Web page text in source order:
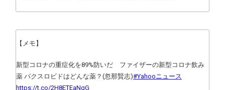
【メモ】
新型コロナの重症化を89%防いだ ファイザーの新型コロナ飲み
薬 パクスロビドはどんな薬？(忽那賢志)#Yahooニュース
https://t.co/2H8ETEaNqG